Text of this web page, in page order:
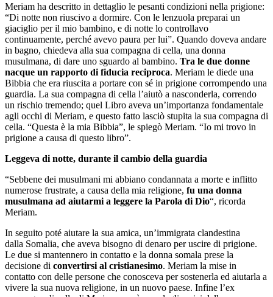
Meriam ha descritto in dettaglio le pesanti condizioni nella prigione:
“Di notte non riuscivo a dormire. Con le lenzuola preparai un
giaciglio per il mio bambino, e di notte lo controllavo
continuamente, perché avevo paura per lui”. Quando doveva andare
in bagno, chiedeva alla sua compagna di cella, una donna
musulmana, di dare uno sguardo al bambino. Tra le due donne
nacque un rapporto di fiducia reciproca. Meriam le diede una
Bibbia che era riuscita a portare con sé in prigione corrompendo una
guardia. La sua compagna di cella l’aiutò a nasconderla, correndo
un rischio tremendo; quel Libro aveva un’importanza fondamentale
agli occhi di Meriam, e questo fatto lasciò stupita la sua compagna di
cella. “Questa è la mia Bibbia”, le spiegò Meriam. “Io mi trovo in
prigione a causa di questo libro”.
Leggeva di notte, durante il cambio della guardia
“Sebbene dei musulmani mi abbiano condannata a morte e inflitto
numerose frustrate, a causa della mia religione, fu una donna
musulmana ad aiutarmi a leggere la Parola di Dio“, ricorda
Meriam.
In seguito poté aiutare la sua amica, un’immigrata clandestina
dalla Somalia, che aveva bisogno di denaro per uscire di prigione.
Le due si mantennero in contatto e la donna somala prese la
decisione di convertirsi al cristianesimo. Meriam la mise in
contatto con delle persone che conosceva per sostenerla ed aiutarla a
vivere la sua nuova religione, in un nuovo paese. Infine l’ex